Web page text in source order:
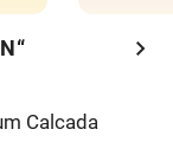
chevron_right